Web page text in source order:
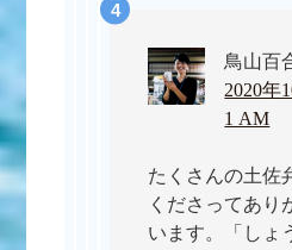
鳥山百
2020年
1 AM
たくさんの土佐
くださってあり
います。「しょ